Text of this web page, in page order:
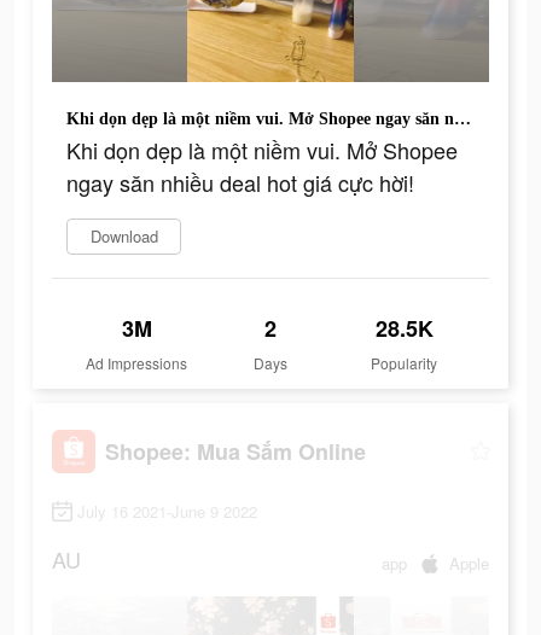
Khi dọn dẹp là một niềm vui. Mở Shopee ngay săn nhiều deal hot giá cực hời!
Khi dọn dẹp là một niềm vui. Mở Shopee
ngay săn nhiều deal hot giá cực hời!
Download
3M
Ad Impressions
2
Days
28.5K
Popularity
Shopee: Mua Sắm Online
July 16 2021-June 9 2022
AU app Apple